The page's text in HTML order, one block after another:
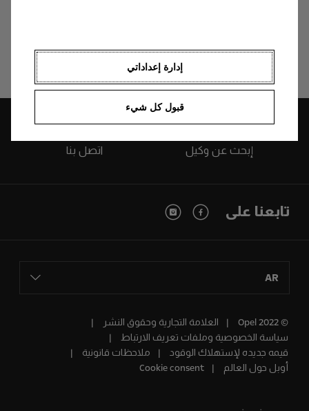
إبحث عن وكيل اتصل بنا
تابعنا على
AR
© Opel 2022
العلامة التجارية وحقوق النشر
سياسة الخصوصية وملفات تعريف الارتباط
قيمه جديده لإستهلاك الوقود
ملاحظات قانونية
أوبل حول العالم
Cookie consent
إدارة إعداداتي
قبول كل شيء